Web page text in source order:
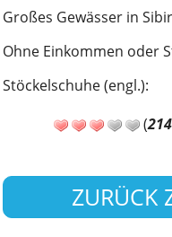
Großes Gewässer in
Ohne Einkommen oder
Stöckelschuhe (engl.):
(214
ZURÜCK